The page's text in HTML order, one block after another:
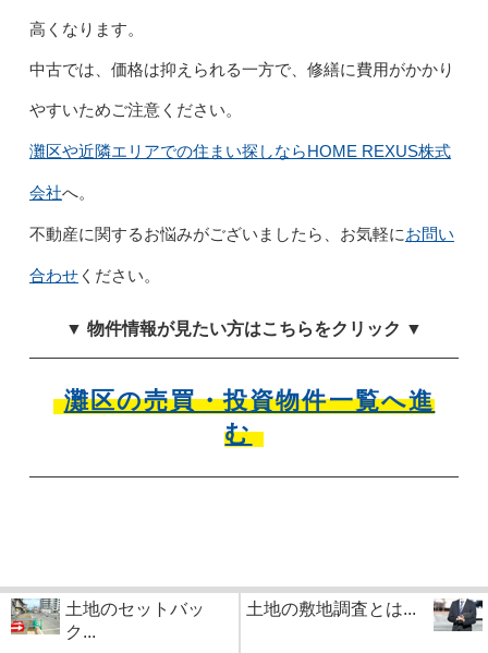
高くなります。
中古では、価格は抑えられる一方で、修繕に費用がかかり
やすいためご注意ください。
灘区や近隣エリアでの住まい探しならHOME REXUS株式
会社へ。
不動産に関するお悩みがございましたら、お気軽にお問い
合わせください。
▼ 物件情報が見たい方はこちらをクリック ▼
灘区の売買・投資物件一覧へ進
む
土地のセットバッ
ク...
土地の敷地調査とは...